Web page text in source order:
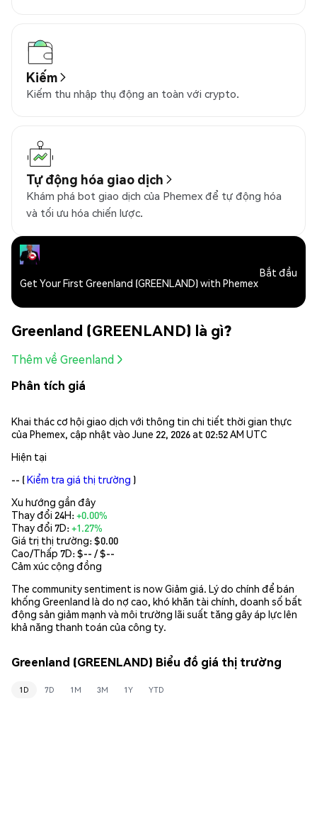
Kiếm
Kiếm thu nhập thụ động an toàn với crypto.
Tự động hóa giao dịch
Khám phá bot giao dịch của Phemex để tự động hóa
và tối ưu hóa chiến lược.
Get Your First Greenland (GREENLAND) with Phemex
Bắt đầu
Greenland (GREENLAND) là gì?
Thêm về Greenland
Phân tích giá
Khai thác cơ hội giao dịch với thông tin chi tiết thời gian thực
của Phemex, cập nhật vào June 22, 2026 at 02:52 AM UTC
Hiện tại
-- (Kiểm tra giá thị trường )
Xu hướng gần đây
Thay đổi 24H:+0.00%
Thay đổi 7D:+1.27%
Giá trị thị trường:$0.00
Cao/Thấp 7D: $-- / $--
Cảm xúc cộng đồng
The community sentiment is now Giảm giá. Lý do chính để bán
khống Greenland là do nợ cao, khó khăn tài chính, doanh số bất
động sản giảm mạnh và môi trường lãi suất tăng gây áp lực lên
khả năng thanh toán của công ty.
Greenland (GREENLAND) Biểu đồ giá thị trường
1D 7D 1M 3M 1Y YTD